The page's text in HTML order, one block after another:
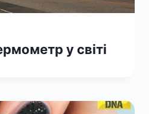
у світі